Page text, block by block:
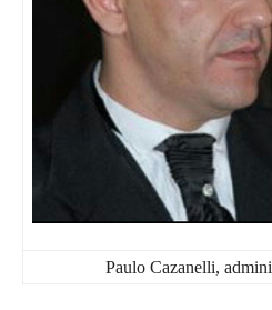
Paulo Cazanelli,